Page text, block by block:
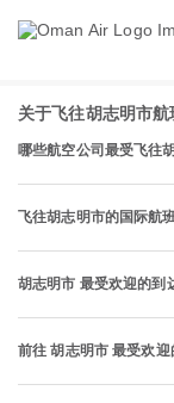
关于飞往胡志明市
哪些航空公司最受飞往
飞往胡志明市的国际航
胡志明市 最受欢迎的到
前往 胡志明市 最受欢